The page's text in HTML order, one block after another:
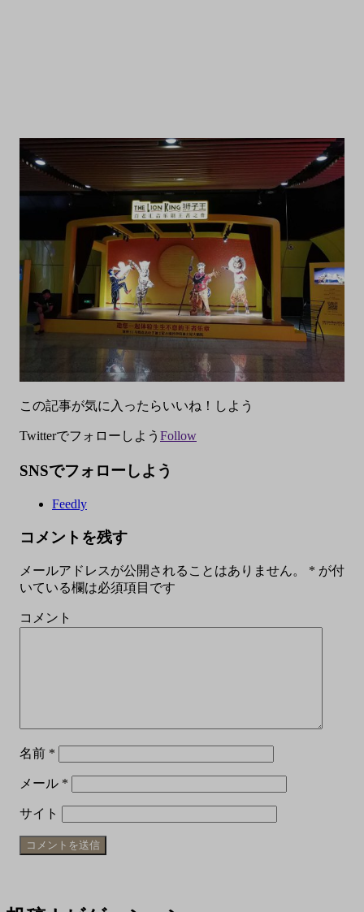
この記事が気に入ったらいいね！しよう
Twitterでフォローしよう Follow
SNSでフォローしよう
Feedly
コメントを残す
メールアドレスが公開されることはありません。 * が付
いている欄は必須項目です
コメント
名前 *
メール *
サイト